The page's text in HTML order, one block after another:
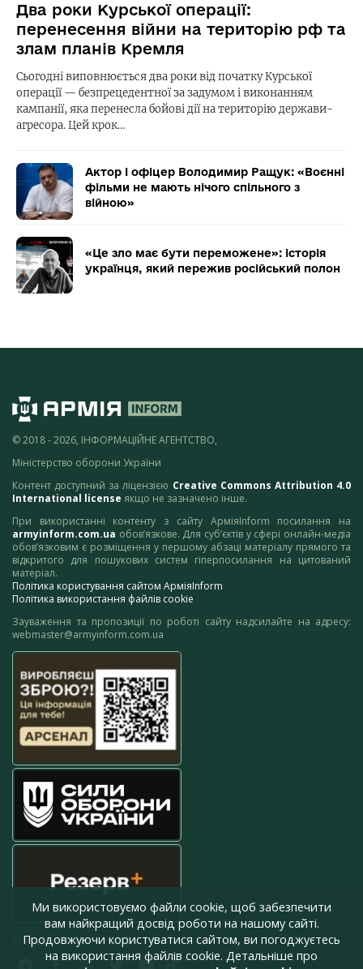
Два роки Курської операції:
перенесення війни на територію рф та
злам планів Кремля
Сьогодні виповнюється два роки від початку Курської
операції — безпрецедентної за задумом і виконанням
кампанії, яка перенесла бойові дії на територію держави-
агресора. Цей крок…
Актор і офіцер Володимир Ращук: «Воєнні
фільми не мають нічого спільного з
війною»
«Це зло має бути переможене»: історія
українця, який пережив російський полон
© 2018 - 2026, ІНФОРМАЦІЙНЕ АГЕНТСТВО,
Міністерство оборони України
Контент доступний за ліцензією Creative Commons Attribution 4.0
International license якщо не зазначено інше.
При використанні контенту з сайту АрміяInform посилання на
armyinform.com.ua обов’язкове. Для суб’єктів у сфері онлайн-медіа
обов’язковим є розміщення у першому абзаці матеріалу прямого та
відкритого для пошукових систем гіперпосилання на цитований
матеріал.
Політика користування сайтом АрміяInform
Політика використання файлів cookie
Зауваження та пропозиції по роботі сайту надсилайте на адресу:
webmaster@armyinform.com.ua
press@armyinform.com.ua
Ми використовуємо файли cookie, щоб забезпечити
вам найкращий досвід роботи на нашому сайті.
Продовжуючи користуватися сайтом, ви погоджуєтесь
на використання файлів cookie. Детальніше про